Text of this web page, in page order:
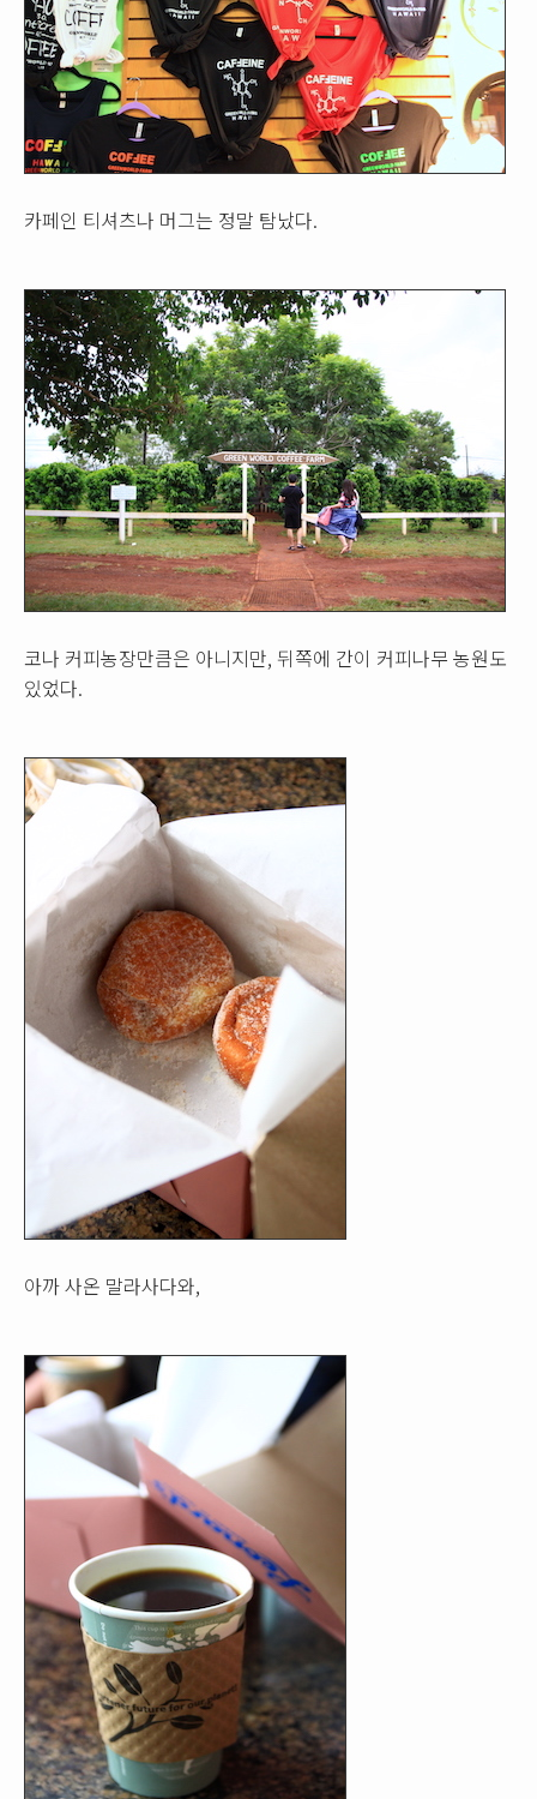
카페인 티셔츠나 머그는 정말 탐났다.
코나 커피농장만큼은 아니지만, 뒤쪽에 간이 커피나무 농원도
있었다.
아까 사온 말라사다와,